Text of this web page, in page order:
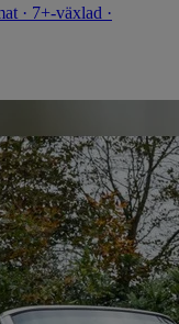
· 7+-växlad ·